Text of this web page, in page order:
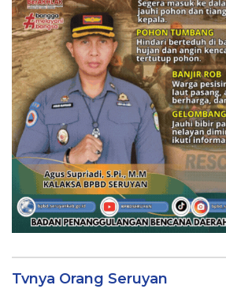
Tvnya Orang Seruyan